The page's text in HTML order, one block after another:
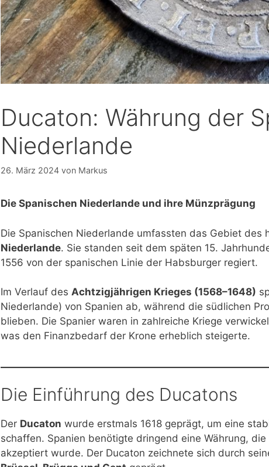
Ducaton: Währung der
Niederlande
26. März 2024 von Markus
Die Spanischen Niederlande und ihre Münzprägung
Die Spanischen Niederlande umfassten das Gebiet des
Niederlande. Sie standen seit dem späten 15.
1556 von der spanischen Linie der Habsburger regiert.
Im Verlauf des Achtzigjährigen Krieges (1568–1648)
Niederlande) von Spanien ab, während die südlichen
blieben. Die Spanier waren in zahlreiche Kriege
was den Finanzbedarf der Krone erheblich steigerte.
Die Einführung des Ducatons
Der Ducaton wurde erstmals 1618 geprägt, um eine
schaffen. Spanien benötigte dringend eine Währung,
akzeptiert wurde. Der Ducaton zeichnete sich durch